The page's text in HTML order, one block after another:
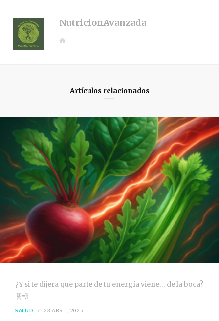
NutricionAvanzada
W
Artículos relacionados
¿Y si te dijera que parte de tu energía viene… de la boca?
🧬💨
SALUD 23 ABRIL, 2025